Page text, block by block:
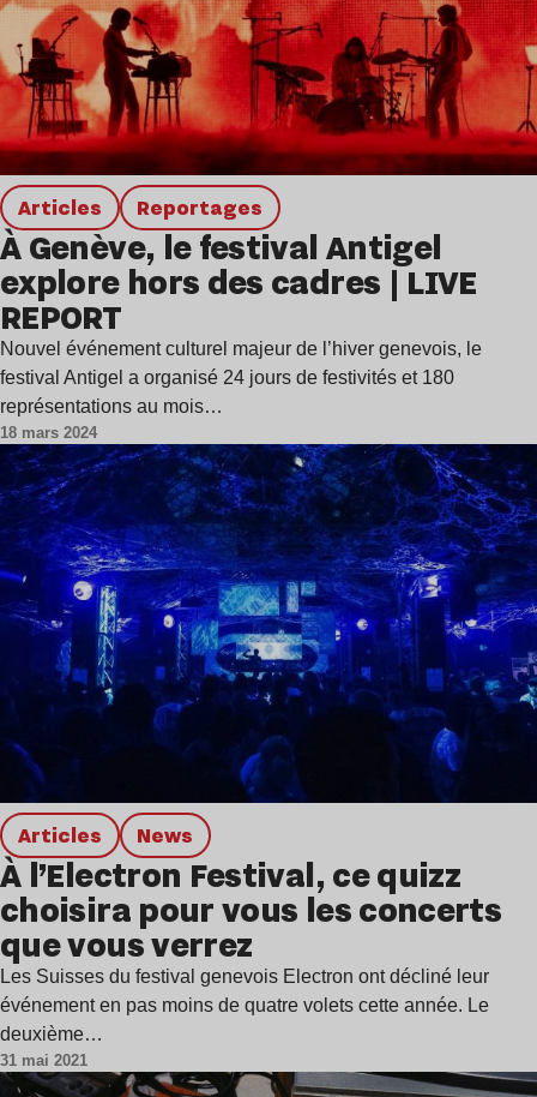
Articles Reportages
À Genève, le festival Antigel
explore hors des cadres | LIVE
REPORT
Nouvel événement culturel majeur de l’hiver genevois, le
festival Antigel a organisé 24 jours de festivités et 180
représentations au mois…
18 mars 2024
Articles news
À l’Electron Festival, ce quizz
choisira pour vous les concerts
que vous verrez
Les Suisses du festival genevois Electron ont décliné leur
événement en pas moins de quatre volets cette année. Le
deuxième…
31 mai 2021